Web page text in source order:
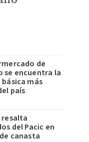
de
se encuentra la
más
país
del Pacic en
canasta